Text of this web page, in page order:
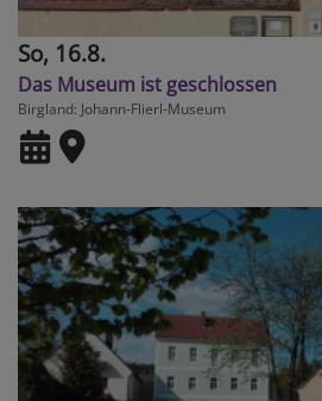
So, 16.8.
Das Museum ist geschlossen
Birgland Johann-Flierl-Museum